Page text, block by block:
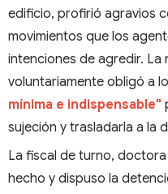
edificio, profirió agravios
movimientos que los
intenciones de agredir. La
voluntariamente obligó a
mínima e indispensable"
sujeción y trasladarla a la
La fiscal de turno,
hecho y dispuso la